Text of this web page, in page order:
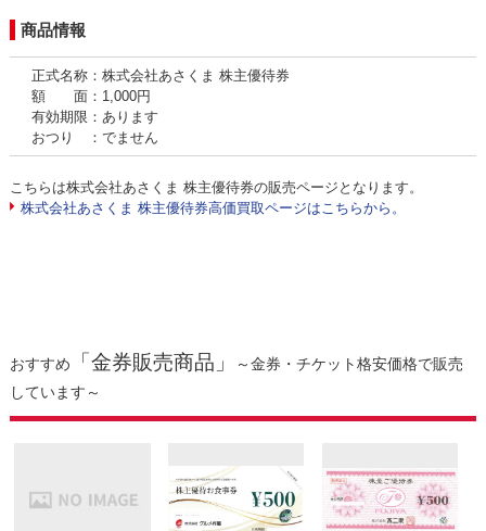
商品情報
正式名称：株式会社あさくま 株主優待券
額 面：1,000円
有効期限：あります
おつり ：でません
こちらは株式会社あさくま 株主優待券の販売ページとなります。
株式会社あさくま 株主優待券高価買取ページはこちらから。
おすすめ 「金券販売商品」
～金券・チケット格安価格で販売
しています～